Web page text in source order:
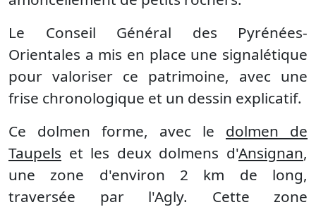
Le Conseil Général des Pyrénées-
Orientales a mis en place une signalétique
pour valoriser ce patrimoine, avec une
frise chronologique et un dessin explicatif.
Ce dolmen forme, avec le dolmen de
Taupels et les deux dolmens d'Ansignan,
une zone d'environ 2 km de long,
traversée par l'Agly. Cette zone